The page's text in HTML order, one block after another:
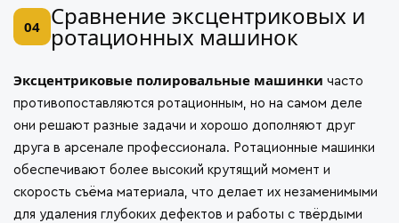
04 Сравнение эксцентриковых и
ротационных машинок
Эксцентриковые полировальные машинки часто
противопоставляются ротационным, но на самом деле
они решают разные задачи и хорошо дополняют друг
друга в арсенале профессионала. Ротационные машинки
обеспечивают более высокий крутящий момент и
скорость съёма материала, что делает их незаменимыми
для удаления глубоких дефектов и работы с твёрдыми